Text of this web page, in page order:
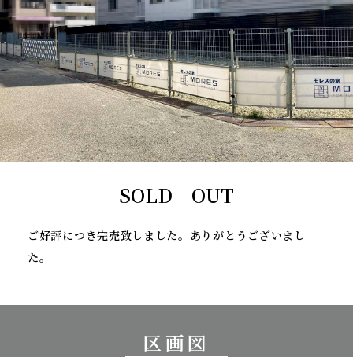
SOLD OUT
ご好評につき完売致しました。ありがとうございまし
た。
区画図